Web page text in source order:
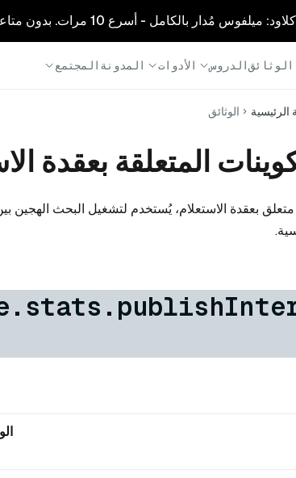
مُدار بالكامل - أسرع 10 مرات. بدون متاعب. مصممة للذكاء الاصطناعي.
الوثائقالدروس الأدوات المدونة المجتمع
الرئيسية الوثائق
المتعلقة بعقدة
بعقدة الاستعلام، يُستخدم لتشغيل البحث الهجين